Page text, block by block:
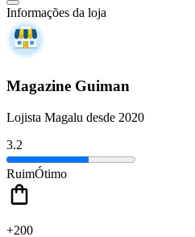
Informações da loja
Magazine Guiman
Lojista Magalu desde 2020
3.2
RuimÓtimo
+200